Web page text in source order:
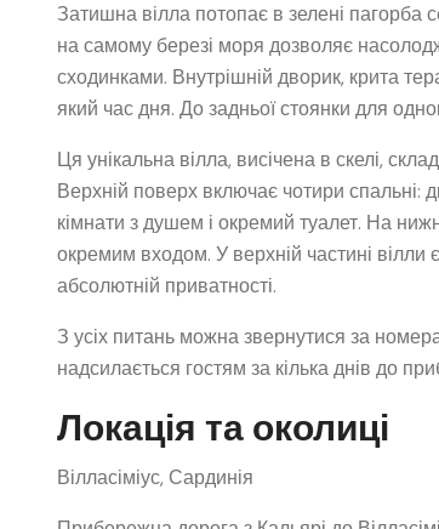
Затишна вілла потопає в зелені пагорба
на самому березі моря дозволяє
сходинками. Внутрішній дворик, крита
який час дня. До задньої стоянки для
Ця унікальна вілла, висічена в скелі,
Верхній поверх включає чотири спальні:
кімнати з душем і окремий туалет. На
окремим входом. У верхній частині вілли
абсолютній приватності.
З усіх питань можна звернутися за
надсилається гостям за кілька днів до
Локація та околиці
Вілласіміус, Сардинія